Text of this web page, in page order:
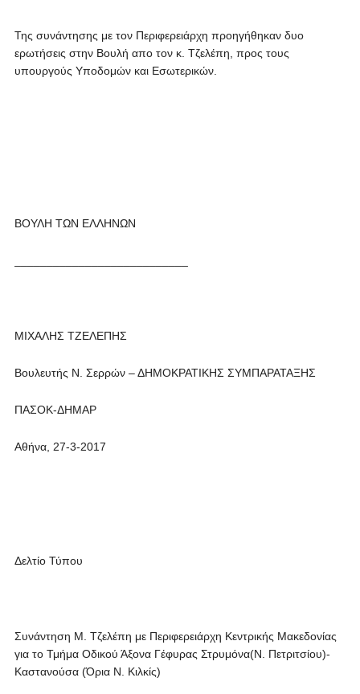
Της συνάντησης με τον Περιφερειάρχη προηγήθηκαν δυο
ερωτήσεις στην Βουλή απο τον κ. Τζελέπη, προς τους
υπουργούς Υποδομών και Εσωτερικών.
ΒΟΥΛΗ ΤΩΝ ΕΛΛΗΝΩΝ
ΜΙΧΑΛΗΣ ΤΖΕΛΕΠΗΣ
Βουλευτής Ν. Σερρών – ΔΗΜΟΚΡΑΤΙΚΗΣ ΣΥΜΠΑΡΑΤΑΞΗΣ
ΠΑΣΟΚ-ΔΗΜΑΡ
Αθήνα, 27-3-2017
Δελτίο Τύπου
Συνάντηση Μ. Τζελέπη με Περιφερειάρχη Κεντρικής Μακεδονίας
για το Τμήμα Οδικού Άξονα Γέφυρας Στρυμόνα(Ν. Πετριτσίου)-
Καστανούσα (Όρια Ν. Κιλκίς)